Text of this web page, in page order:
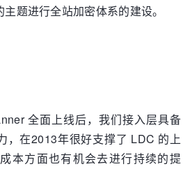
题进行全站加密体系的建设。
全面上线后，我们接入层具备
，在2013年很好支撑了 LDC 的上
本方面也有机会去进行持续的提